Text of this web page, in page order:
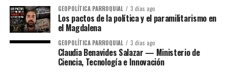
GEOPOLÍTICA PARROQUIAL 3 días ago
Los pactos de la política y el paramilitarismo en
el Magdalena
GEOPOLÍTICA PARROQUIAL 3 días ago
Claudia Benavides Salazar — Ministerio de
Ciencia, Tecnología e Innovación